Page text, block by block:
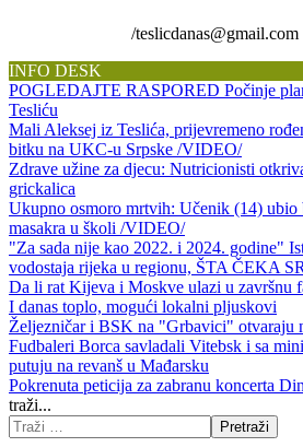
/teslicdanas@gmail.com
INFO DESK
POGLEDAJTE RASPORED Počinje
Tesliću
Mali Aleksej iz Teslića, prijevremeno
bitku na UKC-u Srpske /VIDEO/
Zdrave užine za djecu: Nutricionisti
grickalica
Ukupno osmoro mrtvih: Učenik (14) ubio
masakra u školi /VIDEO/
"Za sada nije kao 2022. i 2024. godine"
vodostaja rijeka u regionu, ŠTA ČEKA
Da li rat Kijeva i Moskve ulazi u završnu
I danas toplo, mogući lokalni pljuskovi
Željezničar i BSK na "Grbavici" otvaraju
Fudbaleri Borca savladali Vitebsk i sa
putuju na revanš u Mađarsku
Pokrenuta peticija za zabranu koncerta
traži...
Pretraži